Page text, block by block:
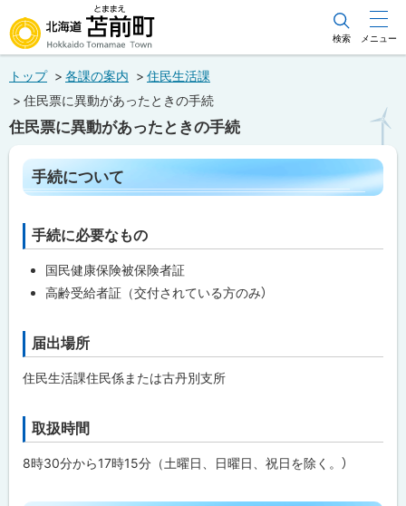
文
メ
ュ
北海道苫前町
Hokkaido Tomamae Town
検索 メニュー
トップ 各課の案内
住民生活課
住民票に異動があったときの手続
住民票に異動があったときの手続
ペ
ー
ジ
目
次
手
に
て
こ
と
き
は
手続について
ト
る
手続に必要なもの
国民健康保険被保険者証
高齢受給者証（交付されている方のみ）
ト
プ
戻
る
届出場所
住民生活課住民係または古丹別支所
ト
プ
取扱時間
8時30分から17時15分（土曜日、日曜日、祝日を除く。）